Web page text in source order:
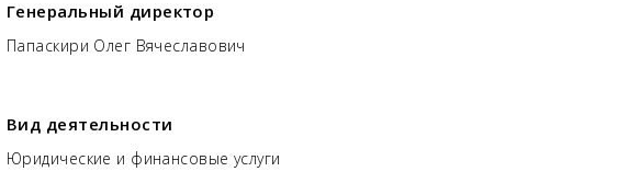
Генеральный директор
Папаскири Олег Вячеславович
Вид деятельности
Юридические и финансовые услуги